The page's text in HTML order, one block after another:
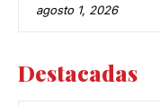
agosto 1, 2026
Destacadas